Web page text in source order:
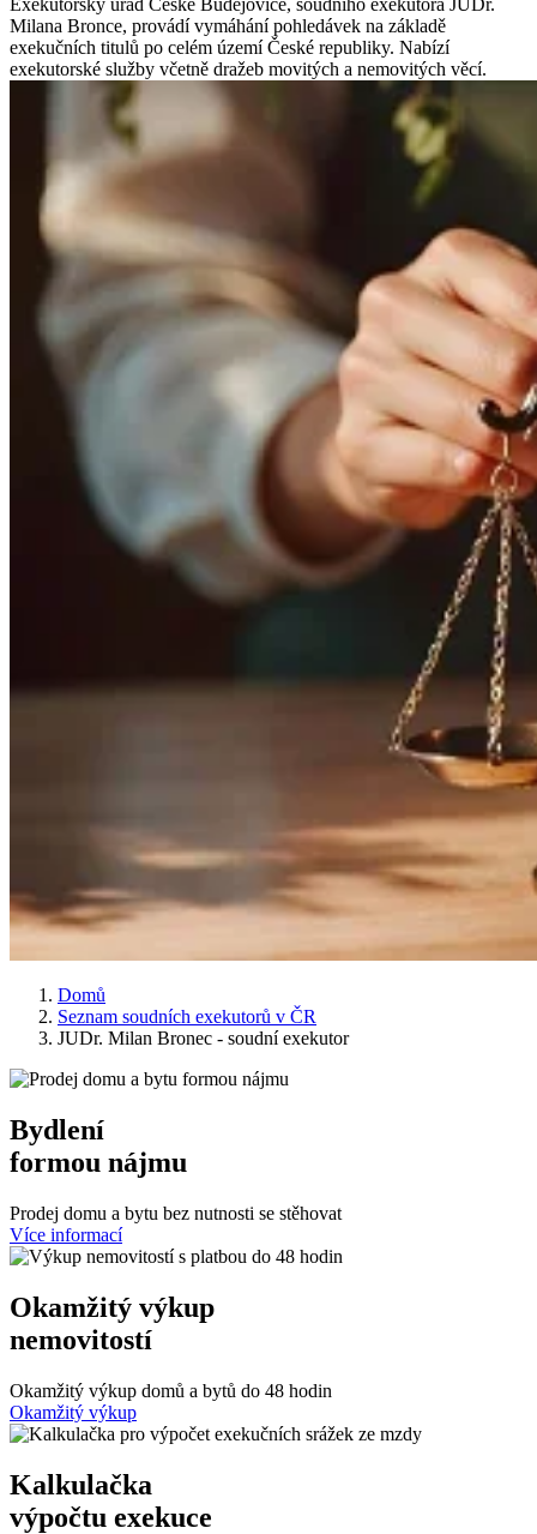
Milana Bronce, provádí vymáhání pohledávek na základě
exekučních titulů po celém území České republiky. Nabízí
exekutorské služby včetně dražeb movitých a nemovitých věcí.
Domů
Seznam soudních exekutorů v ČR
JUDr. Milan Bronec - soudní exekutor
Bydlení
formou nájmu
Prodej domu a bytu bez nutnosti se stěhovat
Více informací
Okamžitý výkup
nemovitostí
Okamžitý výkup domů a bytů do 48 hodin
Okamžitý výkup
Kalkulačka
výpočtu exekuce